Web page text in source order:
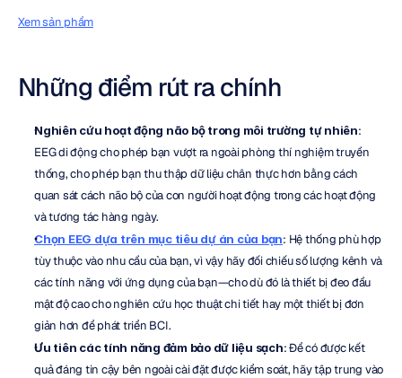
Xem sản phẩm
Những điểm rút ra chính
Nghiên cứu hoạt động não bộ trong môi trường tự nhiên:
EEG di động cho phép bạn vượt ra ngoài phòng thí nghiệm truyền
thống, cho phép bạn thu thập dữ liệu chân thực hơn bằng cách
quan sát cách não bộ của con người hoạt động trong các hoạt động
và tương tác hàng ngày.
Chọn EEG dựa trên mục tiêu dự án của bạn: Hệ thống phù hợp
tùy thuộc vào nhu cầu của bạn, vì vậy hãy đối chiếu số lượng kênh và
các tính năng với ứng dụng của bạn—cho dù đó là thiết bị đeo đầu
mật độ cao cho nghiên cứu học thuật chi tiết hay một thiết bị đơn
giản hơn để phát triển BCI.
Ưu tiên các tính năng đảm bảo dữ liệu sạch: Để có được kết
quả đáng tin cậy bên ngoài cài đặt được kiểm soát, hãy tập trung vào